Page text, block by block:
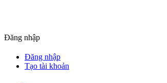
Đăng nhập
Đăng nhập
Tạo tài khoản